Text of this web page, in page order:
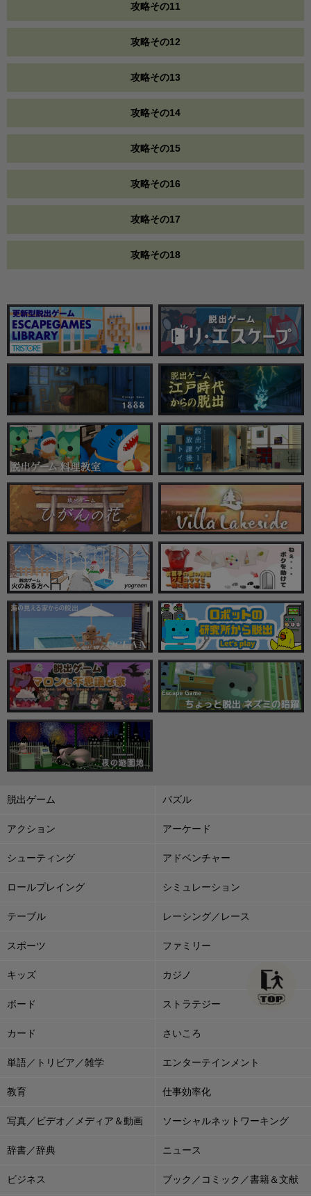
攻略その11
攻略その12
攻略その13
攻略その14
攻略その15
攻略その16
攻略その17
攻略その18
脱出ゲーム パズル
アクション アーケード
シューティング アドベンチャー
ロールプレイング シミュレーション
テーブル レーシング／レース
スポーツ ファミリー
キッズ カジノ
ボード ストラテジー
カード さいころ
単語／トリビア／雑学 エンターテインメント
教育 仕事効率化
写真／ビデオ／メディア＆動画 ソーシャルネットワーキング
辞書／辞典 ニュース
ビジネス ブック／コミック／書籍＆文献